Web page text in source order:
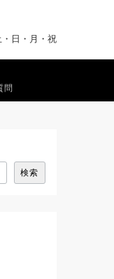
・日・月・祝
問
検索